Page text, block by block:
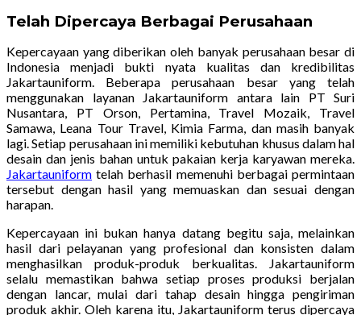
Telah Dipercaya Berbagai Perusahaan
Kepercayaan yang diberikan oleh banyak perusahaan besar di
Indonesia menjadi bukti nyata kualitas dan kredibilitas
Jakartauniform. Beberapa perusahaan besar yang telah
menggunakan layanan Jakartauniform antara lain PT Suri
Nusantara, PT Orson, Pertamina, Travel Mozaik, Travel
Samawa, Leana Tour Travel, Kimia Farma, dan masih banyak
lagi. Setiap perusahaan ini memiliki kebutuhan khusus dalam hal
desain dan jenis bahan untuk pakaian kerja karyawan mereka.
Jakartauniform telah berhasil memenuhi berbagai permintaan
tersebut dengan hasil yang memuaskan dan sesuai dengan
harapan.
Kepercayaan ini bukan hanya datang begitu saja, melainkan
hasil dari pelayanan yang profesional dan konsisten dalam
menghasilkan produk-produk berkualitas. Jakartauniform
selalu memastikan bahwa setiap proses produksi berjalan
dengan lancar, mulai dari tahap desain hingga pengiriman
produk akhir. Oleh karena itu, Jakartauniform terus dipercaya